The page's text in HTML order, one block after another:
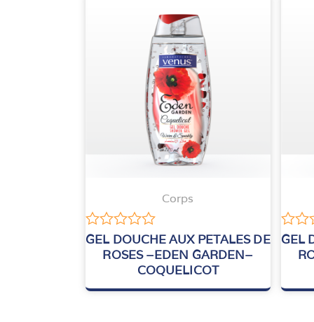
Corps
Note
GEL DOUCHE AUX PETALES DE
ROSES –EDEN GARDEN–
COQUELICOT
Note
GEL